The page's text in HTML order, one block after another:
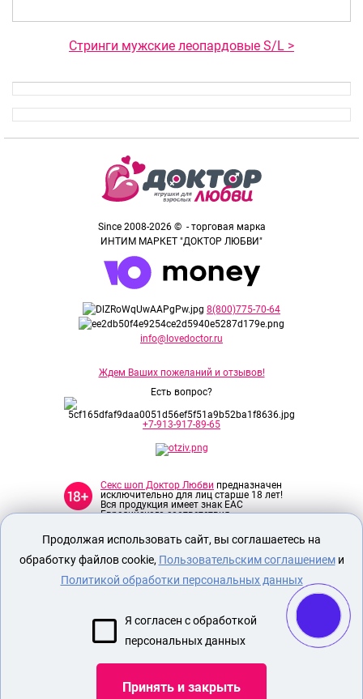
Стринги мужские леопардовые S/L >
Since 2008-2026 © - торговая марка
ИНТИМ МАРКЕТ "ДОКТОР ЛЮБВИ"
8(800)775-70-64
info@lovedoctor.ru
Ждем Ваших пожеланий и отзывов!
Есть вопрос?
+7-913-917-89-65
Секс шоп Доктор Любви предназначен
исключительно для лиц старше 18 лет!
Вся продукция имеет знак EAC
Евразийского соответствия.
О МАГАЗИНЕ
ОПЛАТА И ДОСТАВКА
ЭРОТИЧЕСКОЕ БЕЛЬЕ
Продолжая использовать сайт, вы соглашаетесь на
обработку файлов cookie, Пользовательским соглашениеми
Политикой обработки персональных данных
Я согласен с обработкой
персональных данных
Принять и закрыть